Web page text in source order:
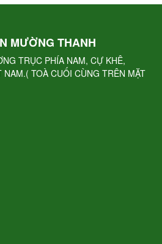
MƯỜNG THANH
TRỤC PHÍA NAM, CỰ KHÊ,
TOÀ CUỐI CÙNG TRÊN MẶT